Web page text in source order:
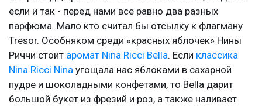
если и так - перед нами все равно два разных
парфюма. Мало кто считал бы отсылку к флагману
Tresor. Особняком среди «красных яблочек» Нины
Риччи стоит аромат Nina Ricci Bella. Если классика
Nina Ricci Nina угощала нас яблоками в сахарной
пудре и шоколадными конфетами, то Bella дарит
большой букет из фрезий и роз, а также наливает